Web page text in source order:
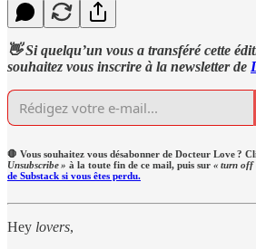
👋 Si quelqu’un vous a transféré cette
souhaitez vous inscrire à la newsletter de
🛑 Vous souhaitez vous désabonner de Docteur Love ?
Unsubscribe » à la toute fin de ce mail, puis sur « turn off
de Substack si vous êtes perdu.
Hey lovers,